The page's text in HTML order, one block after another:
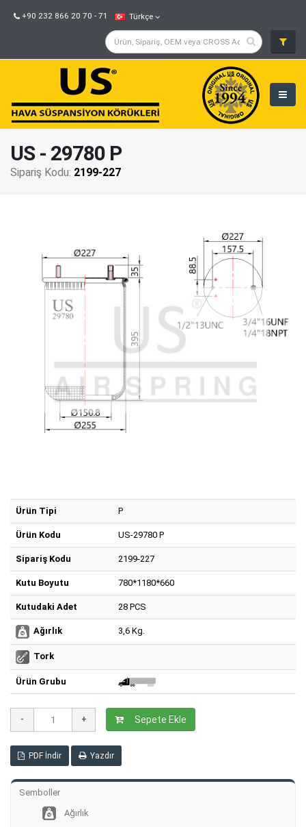
+90 232 866 20 70 - 71 Türkçe
US - 29780 P
Sipariş Kodu: 2199-227
Ürün Tipi P
Ürün Kodu US-29780 P
Sipariş Kodu 2199-227
Kutu Boyutu 780*1180*660
Kutudaki Adet 28 PCS
Ağırlık 3,6 Kg.
Tork
Ürün Grubu
Sepete Ekle
PDF İndir Yazdır
Semboller
Ağırlık